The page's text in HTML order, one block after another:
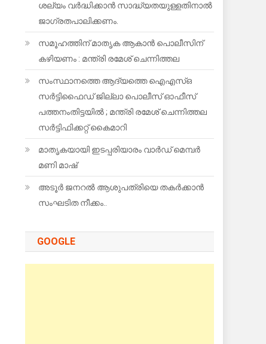
ശല്യം വർദ്ധിക്കാൻ സാദ്ധ്യതയുള്ളതിനാൽ
ജാഗ്രതപാലിക്കണം.
സമൂഹത്തിന് മാതൃക ആകാൻ പൊലീസിന്
കഴിയണം : മന്ത്രി രമേശ് ചെന്നിത്തല
സംസ്ഥാനത്തെ ആദ്യത്തെ ഐഎസ്ഒ
സർട്ടിഫൈഡ് ജില്ലാ പൊലീസ് ഓഫീസ്
പത്തനംതിട്ടയിൽ ; മന്ത്രി രമേശ് ചെന്നിത്തല
സർട്ടിഫിക്കറ്റ് കൈമാറി
മാതൃകയായി ഇടപ്പരിയാരം വാർഡ് മെമ്പർ
മണി മാഷ്
അടൂർ ജനറൽ ആശുപത്രിയെ തകർക്കാൻ
സംഘടിത നീക്കം..
GOOGLE